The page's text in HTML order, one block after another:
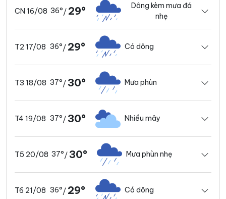
CN 16/08 36°/ 29°
Dông kèm mưa đá
nhẹ
T2 17/08 36°/ 29° Có dông
T3 18/08 37°/30° Mưa phùn
T4 19/08 37°/30° Nhiều mây
T5 20/08 37°/30° Mưa phùn nhẹ
T6 21/08 36°/ 29° Có dông